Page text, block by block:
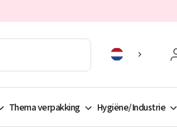
Thema verpakking Hygiëne/Industrie